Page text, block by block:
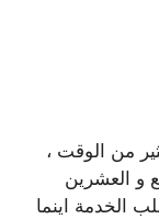
من الوقت ،
و العشرين
الخدمة اينما